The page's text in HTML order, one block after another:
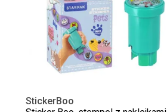
StickerBoo